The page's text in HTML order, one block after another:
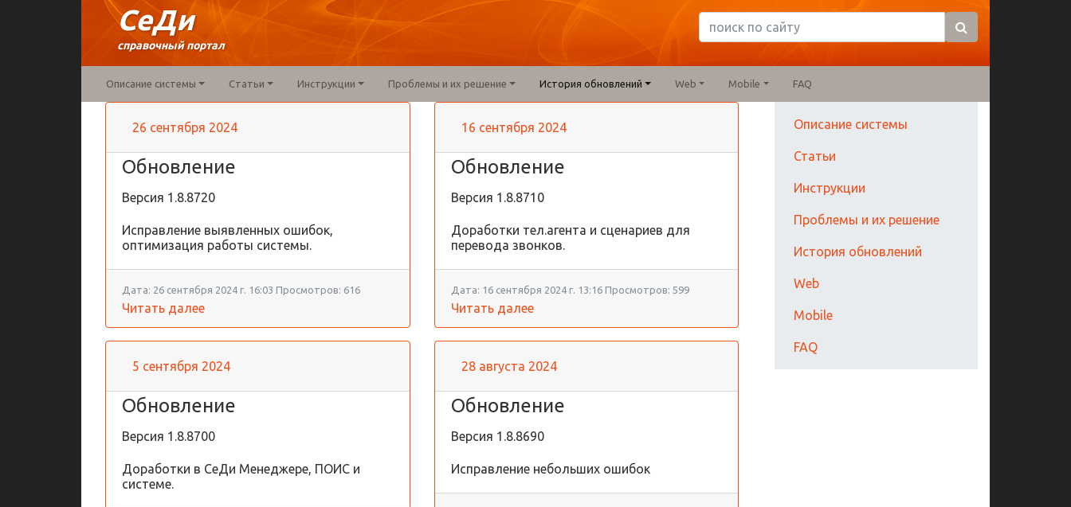
СеДи
справочный портал
Описание системы Статьи Инструкции Проблемы и их решение История обновлений Web Mobile FAQ
26 сентября 2024
Обновление
Версия 1.8.8720
Исправление выявленных ошибок,
оптимизация работы системы.
Дата: 26 сентября 2024 г. 16:03 Просмотров: 616
Читать далее
16 сентября 2024
Обновление
Версия 1.8.8710
Доработки тел.агента и сценариев для
перевода звонков.
Дата: 16 сентября 2024 г. 13:16 Просмотров: 599
Читать далее
5 сентября 2024
Обновление
Версия 1.8.8700
Доработки в СеДи Менеджере, ПОИС и
системе.
28 августа 2024
Обновление
Версия 1.8.8690
Исправление небольших ошибок
Описание системы
Статьи
Инструкции
Проблемы и их решение
История обновлений
Web
Mobile
FAQ